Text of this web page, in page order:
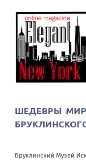
ШЕДЕВРЫ
Бруклинский Музей